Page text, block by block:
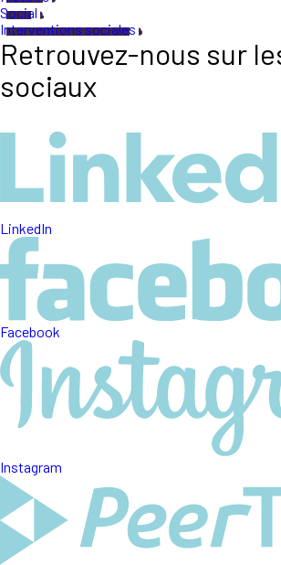
Social
Interventions sociales
Retrouvez-nous sur
sociaux
LinkedIn
Facebook
Instagram